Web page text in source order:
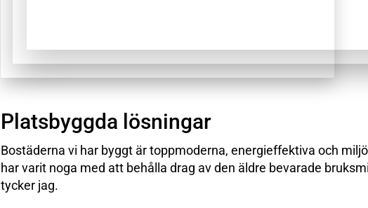
Platsbyggda lösningar
Bostäderna vi har byggt är toppmoderna, energieffektiva och
har varit noga med att behålla drag av den äldre bevarade
tycker jag.